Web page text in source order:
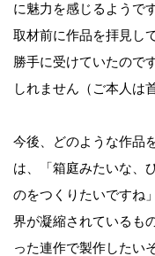
に魅力を感じるようで
取材前に作品を拝見し
勝手に受けていたので
しれません（ご本人は
今後、どのような作品
は、「箱庭みたいな、
のをつくりたいですね
界が凝縮されているも
った連作で製作したい